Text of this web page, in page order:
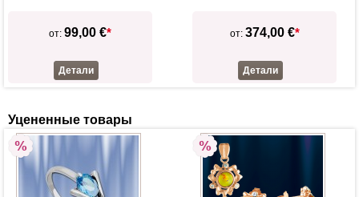
от: 99,00 €*
Детали
от: 374,00 €*
Детали
Уцененные товары